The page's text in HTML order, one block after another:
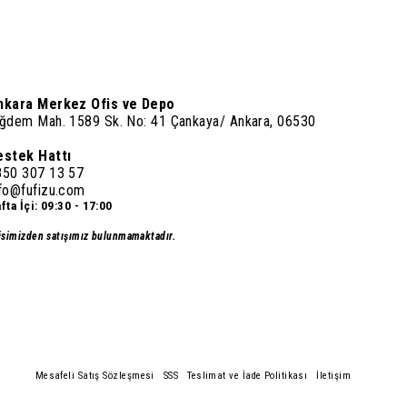
Merkez Ofis ve Depo
Mah. 1589 Sk. No: 41 Çankaya/ Ankara, 06530
Hattı
307 13 57
İçi: 09:30 - 17:00
satışımız bulunmamaktadır.
Mesafeli Satış Sözleşmesi SSS Teslimat ve İade Politikası İletişim